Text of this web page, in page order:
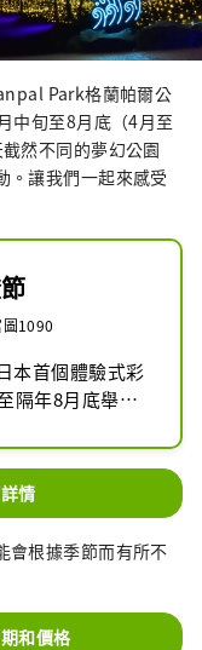
Park格蘭帕爾公
中旬至8月底（4月至
然不同的夢幻公園
。讓我們一起來感受
1090
本首個體驗式彩
隔年8月底舉
演出，包括彩
光與聲】、在
動的【全彩激光
屏幕與音響相
可以盡情享受
情
會根據季節而有所不
和價格